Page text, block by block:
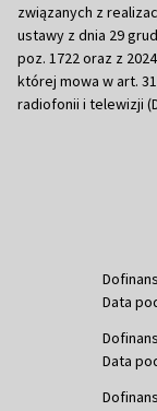
związanych z
ustawy z dnia 29
poz. 1722 oraz z
której mowa w art.
radiofonii i telewizji
Data
Data